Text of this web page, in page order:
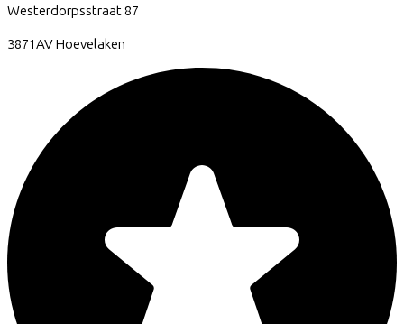
Westerdorpsstraat87
3871AVHoevelaken